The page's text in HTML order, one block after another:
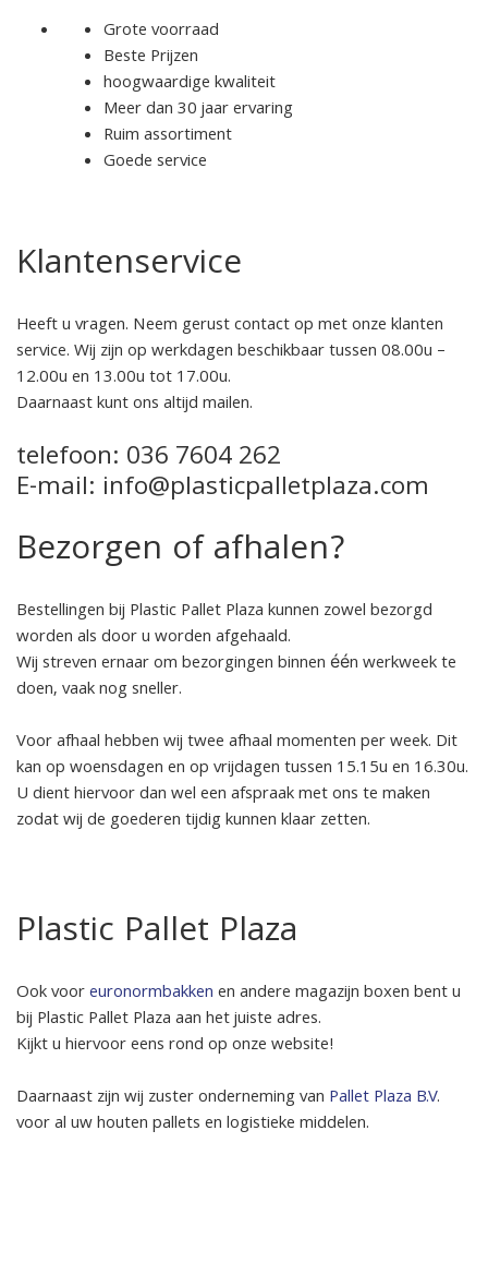
Grote voorraad
Beste Prijzen
hoogwaardige kwaliteit
Meer dan 30 jaar ervaring
Ruim assortiment
Goede service
Klantenservice
Heeft u vragen. Neem gerust contact op met onze klanten
service. Wij zijn op werkdagen beschikbaar tussen 08.00u –
12.00u en 13.00u tot 17.00u.
Daarnaast kunt ons altijd mailen.
telefoon: 036 7604 262
E-mail: info@plasticpalletplaza.com
Bezorgen of afhalen?
Bestellingen bij Plastic Pallet Plaza kunnen zowel bezorgd
worden als door u worden afgehaald.
Wij streven ernaar om bezorgingen binnen één werkweek te
doen, vaak nog sneller.
Voor afhaal hebben wij twee afhaal momenten per week. Dit
kan op woensdagen en op vrijdagen tussen 15.15u en 16.30u.
U dient hiervoor dan wel een afspraak met ons te maken
zodat wij de goederen tijdig kunnen klaar zetten.
Plastic Pallet Plaza
Ook vooreuronormbakkenen andere magazijn boxen bent u
bij Plastic Pallet Plaza aan het juiste adres.
Kijkt u hiervoor eens rond op onze website!
Daarnaast zijn wij zuster onderneming van Pallet Plaza B.V.
voor al uw houten pallets en logistieke middelen.